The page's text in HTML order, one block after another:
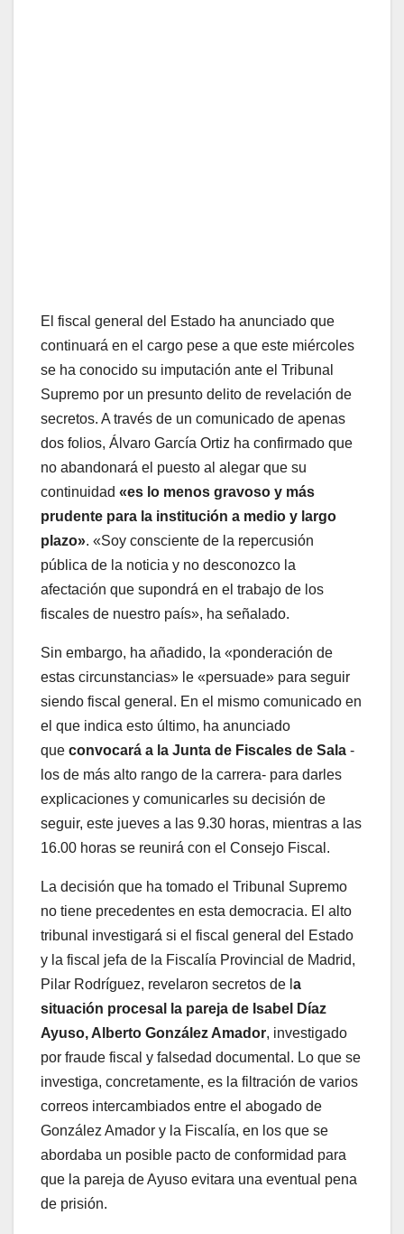
El fiscal general del Estado ha anunciado que
continuará en el cargo pese a que este miércoles
se ha conocido su imputación ante el Tribunal
Supremo por un presunto delito de revelación de
secretos. A través de un comunicado de apenas
dos folios, Álvaro García Ortiz ha confirmado que
no abandonará el puesto al alegar que su
continuidad «es lo menos gravoso y más
prudente para la institución a medio y largo
plazo». «Soy consciente de la repercusión
pública de la noticia y no desconozco la
afectación que supondrá en el trabajo de los
fiscales de nuestro país», ha señalado.
Sin embargo, ha añadido, la «ponderación de
estas circunstancias» le «persuade» para seguir
siendo fiscal general. En el mismo comunicado en
el que indica esto último, ha anunciado
que convocará a la Junta de Fiscales de Sala -
los de más alto rango de la carrera- para darles
explicaciones y comunicarles su decisión de
seguir, este jueves a las 9.30 horas, mientras a las
16.00 horas se reunirá con el Consejo Fiscal.
La decisión que ha tomado el Tribunal Supremo
no tiene precedentes en esta democracia. El alto
tribunal investigará si el fiscal general del Estado
y la fiscal jefa de la Fiscalía Provincial de Madrid,
Pilar Rodríguez, revelaron secretos de l a
situación procesal la pareja de Isabel Díaz
Ayuso, Alberto González Amador, investigado
por fraude fiscal y falsedad documental. Lo que se
investiga, concretamente, es la filtración de varios
correos intercambiados entre el abogado de
González Amador y la Fiscalía, en los que se
abordaba un posible pacto de conformidad para
que la pareja de Ayuso evitara una eventual pena
de prisión.